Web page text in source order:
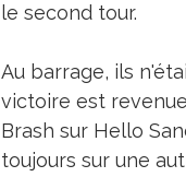
le second tour.
Au barrage, ils
victoire est
Brash sur Hello
toujours sur une